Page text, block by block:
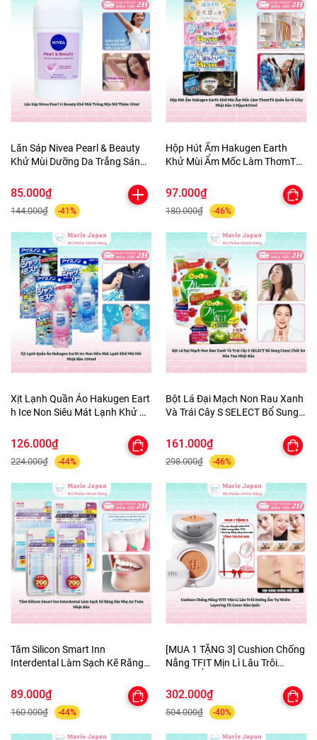
Lăn Sáp Nivea Pearl & Beauty
Khử Mùi Dưỡng Da Trắng Sáng
85.000₫
144.000₫ -41%
Hộp Hút Ẩm Hakugen Earth
Khử Mùi Ẩm Mốc Làm ThơmTủ
Hộpx450ml
97.000₫
180.000₫ -46%
Xịt Lạnh Quần Áo Hakugen Eart
h Ice Non Siêu Mát Lạnh Khử M
126.000₫
224.000₫ -44%
Bột Lá Đại Mạch Non Rau Xanh
Và Trái Cây S SELECT Bổ Sung
Bản
161.000₫
298.000₫ -46%
Tăm Silicon Smart Inn
Interdental Làm Sạch Kẽ Răng
89.000₫
160.000₫ -44%
[MUA 1 TẶNG 3] Cushion Chống
Nắng TFIT Mịn Lì Lâu Trôi
Fit Cover Hàn Quốc
302.000₫
504.000₫ -40%